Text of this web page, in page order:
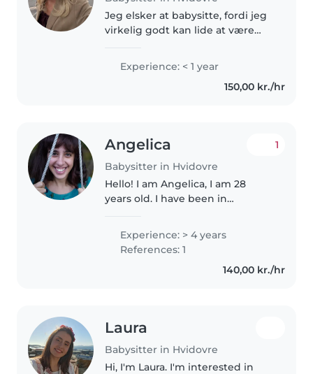
Jeg elsker at babysitte, fordi jeg
virkelig godt kan lide at være
trygge og sjove rammer for dem.
Jeg er en ansvarlig og
omsorgsfuld person, som er god
Experience: < 1 year
150,00 kr./hr
Angelica
Babysitter in Hvidovre
1
Hello! I am Angelica, I am 28
years old. I have been in
started my journey here working
as an aupair for one year. I am
currently attending a baking..
Experience: > 4 years
References: 1
140,00 kr./hr
Laura
Babysitter in Hvidovre
Hi, I'm Laura. I'm interested in